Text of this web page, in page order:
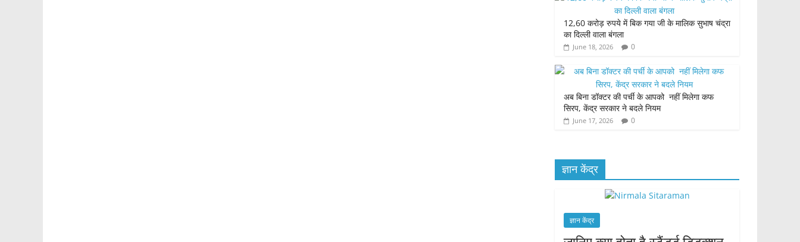
12,60 करोड़ रुपये में बिक गया जी के मालिक सुभाष चंद्रा
का दिल्ली वाला बंगला
June 18, 2026 0
अब बिना डॉक्टर की पर्ची के आपको नहीं मिलेगा कफ
सिरप, केंद्र सरकार ने बदले नियम
June 17, 2026 0
ज्ञान केंद्र
ज्ञान केंद्र